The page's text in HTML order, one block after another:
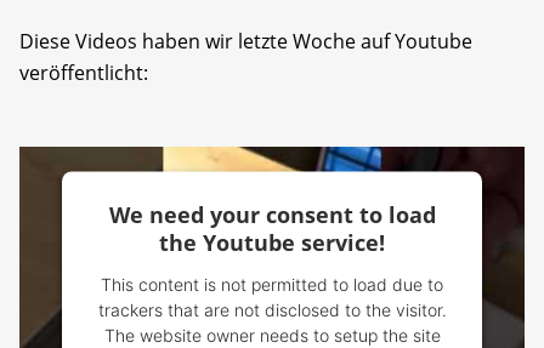
Diese Videos haben wir letzte Woche auf Youtube
veröffentlicht:
We need your consent to load
the Youtube service!
This content is not permitted to load due to
trackers that are not disclosed to the visitor.
The website owner needs to setup the site